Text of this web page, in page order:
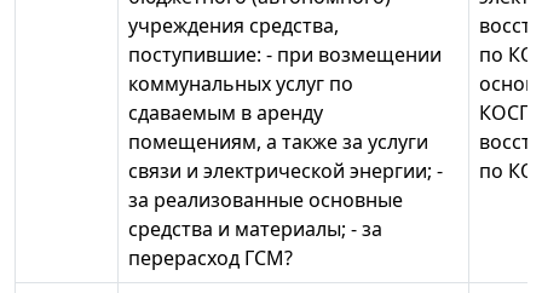
учреждения средства,
поступившие: - при возмещении
коммунальных услуг по
сдаваемым в аренду
помещениям, а также за услуги
связи и электрической энергии; -
за реализованные основные
средства и материалы; - за
перерасход ГСМ?
по
КОСГУ
по